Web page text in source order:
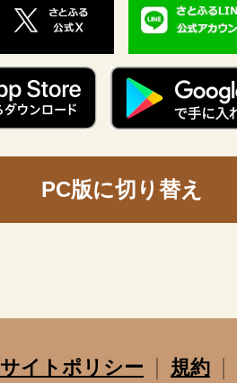
PC版に切り替え
サイトポリシー
規約